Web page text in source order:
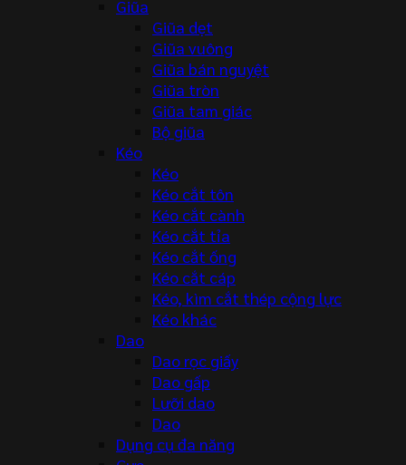
Giũa
Giũa dẹt
Giũa vuông
Giũa bán nguyệt
Giũa tròn
Giũa tam giác
Bộ giũa
Kéo
Kéo
Kéo cắt tôn
Kéo cắt cành
Kéo cắt tỉa
Kéo cắt ống
Kéo cắt cáp
Kéo, kìm cắt thép cộng lực
Kéo khác
Dao
Dao rọc giấy
Dao gấp
Lưỡi dao
Dao
Dụng cụ đa năng